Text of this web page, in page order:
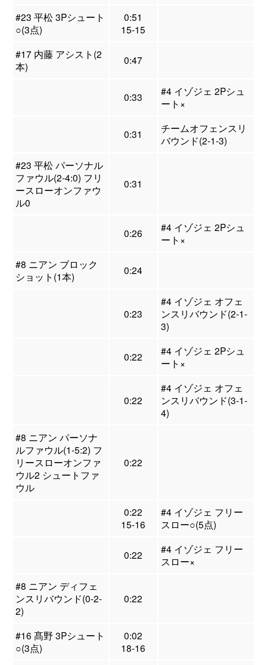
#23 平松 3Pシュート
○(3点)
0:51
15-15
#17 内藤 アシスト(2
本)
0:47
0:33
#4 イゾジェ 2Pシュ
ート×
0:31
チームオフェンスリ
バウンド(2-1-3)
#23 平松 パーソナル
ファウル(2-4:0) フリ
ースローオンファウ
ル0
0:31
0:26
#4 イゾジェ 2Pシュ
ート×
#8 ニアン ブロック
ショット(1本)
0:24
0:23
#4 イゾジェ オフェ
ンスリバウンド(2-1-
3)
0:22
#4 イゾジェ 2Pシュ
ート×
0:22
#4 イゾジェ オフェ
ンスリバウンド(3-1-
4)
#8 ニアン パーソナ
ルファウル(1-5:2) フ
リースローオンファ
ウル2 シュートファ
ウル
0:22
0:22
15-16
#4 イゾジェ フリー
スロー○(5点)
0:22
#4 イゾジェ フリー
スロー×
#8 ニアン ディフェ
ンスリバウンド(0-2-
2)
0:22
#16 髙野 3Pシュート
○(3点)
0:02
18-16